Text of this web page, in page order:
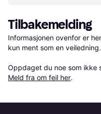
Tilbakemelding
Informasjonen ovenfor er
kun ment som en veiledning.
Oppdaget du noe som ikke
Meld fra om feil her.